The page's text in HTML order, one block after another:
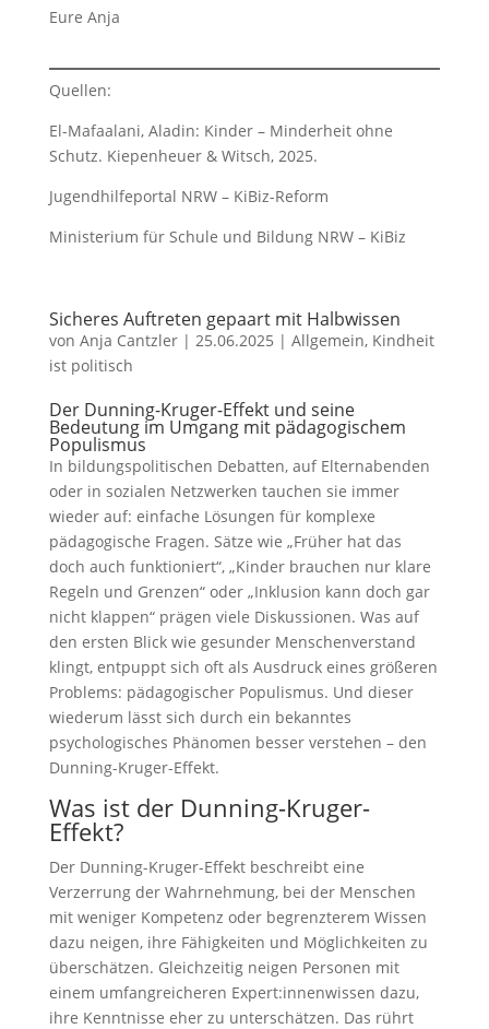
Eure Anja
Quellen:
El-Mafaalani, Aladin: Kinder – Minderheit ohne
Schutz. Kiepenheuer & Witsch, 2025.
Jugendhilfeportal NRW – KiBiz-Reform
Ministerium für Schule und Bildung NRW – KiBiz
Sicheres Auftreten gepaart mit Halbwissen
von Anja Cantzler| 25.06.2025 | Allgemein, Kindheit
ist politisch
Der Dunning-Kruger-Effekt und seine
Bedeutung im Umgang mit pädagogischem
Populismus
In bildungspolitischen Debatten, auf Elternabenden
oder in sozialen Netzwerken tauchen sie immer
wieder auf: einfache Lösungen für komplexe
pädagogische Fragen. Sätze wie „Früher hat das
doch auch funktioniert“, „Kinder brauchen nur klare
Regeln und Grenzen“ oder „Inklusion kann doch gar
nicht klappen“ prägen viele Diskussionen. Was auf
den ersten Blick wie gesunder Menschenverstand
klingt, entpuppt sich oft als Ausdruck eines größeren
Problems: pädagogischer Populismus. Und dieser
wiederum lässt sich durch ein bekanntes
psychologisches Phänomen besser verstehen – den
Dunning-Kruger-Effekt.
Was ist der Dunning-Kruger-
Effekt?
Der Dunning-Kruger-Effekt beschreibt eine
Verzerrung der Wahrnehmung, bei der Menschen
mit weniger Kompetenz oder begrenzterem Wissen
dazu neigen, ihre Fähigkeiten und Möglichkeiten zu
überschätzen. Gleichzeitig neigen Personen mit
einem umfangreicheren Expert:innenwissen dazu,
ihre Kenntnisse eher zu unterschätzen. Das rührt